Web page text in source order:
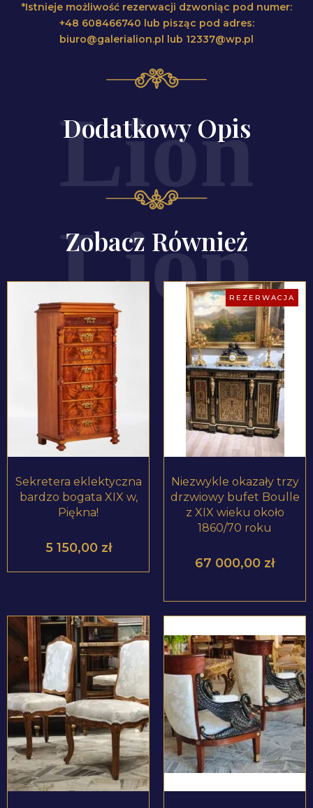
*Istnieje możliwość rezerwacji dzwoniąc pod numer:
+48 608466740 lub pisząc pod adres:
biuro@galerialion.pl lub 12337@wp.pl
Dodatkowy Opis
Zobacz Również
ZOBACZ PRODUKT
Sekretera eklektyczna
bardzo bogata XIX w,
Piękna!
5 150,00 zł
ZOBACZ PRODUKT
Niezwykle okazały trzy
drzwiowy bufet Boulle
z XIX wieku około
1860/70 roku
67 000,00 zł
REZERWACJA
ZOBACZ PRODUKT ZOBACZ PRODUKT